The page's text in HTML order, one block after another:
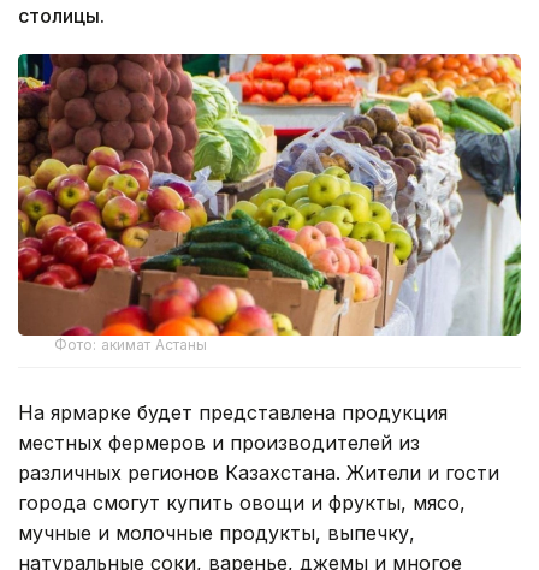
столицы.
Фото: акимат Астаны
На ярмарке будет представлена продукция
местных фермеров и производителей из
различных регионов Казахстана. Жители и гости
города смогут купить овощи и фрукты, мясо,
мучные и молочные продукты, выпечку,
натуральные соки, варенье, джемы и многое